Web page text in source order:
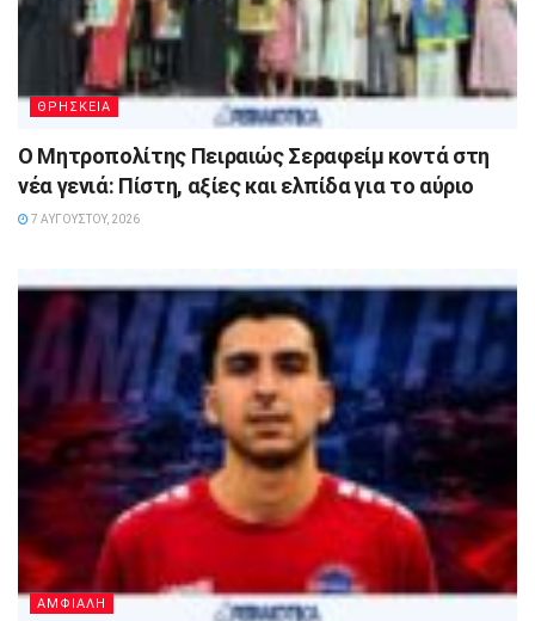
ΘΡΗΣΚΕΙΑ
Ο Μητροπολίτης Πειραιώς Σεραφείμ κοντά στη
νέα γενιά: Πίστη, αξίες και ελπίδα για το αύριο
7 ΑΥΓΟΎΣΤΟΥ, 2026
ΑΜΦΙΑΛΗ